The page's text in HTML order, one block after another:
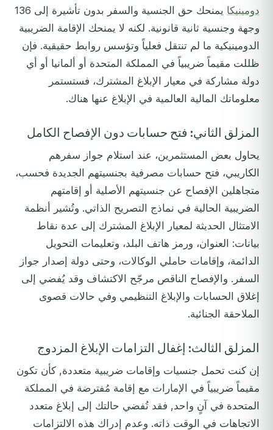
دومينيكا
يمنحك حق الجنسية والسفر بدون تأشيرة إلى 136
وجهة وجنسية ثانية قانونية. لكنه لا يمنحك الإقامة الضريبية
الدومينيكية ما لم تنتقل فعلياً وتؤسس روابط حقيقية. فإن
ظللت مقيماً ضريبياً في المملكة المتحدة أو ألمانيا أو أي
دولة مشاركة في معيار الإبلاغ المشترك، فستستمر
معلوماتك المالية العالمية في الإبلاغ عنها هناك.
المزلق الثاني: فتح حسابات دون الإفصاح الكامل
يحاول بعض المستثمرين، عند استلام جواز سفرهم
الكاريبي، فتح حسابات مصرفية بجنسيتهم الجديدة فحسب،
متجاهلين الإفصاح عن جنسيتهم الأصلية أو إقامتهم
الضريبية الحالية في نماذج التصريح الذاتي. وتُشير أنظمة
الامتثال الحديثة لمعيار الإبلاغ المشترك إلى عدة نقاط
بيانات: العنوان، ورمز هاتف البلد، وتعليمات التحويل
الدائمة، وإقامات حاملي الوكالات، وحتى دولة إصدار جواز
السفر. والإفصاح الناقص مرجّح الاكتشاف وقد يُفضي إلى
إغلاق الحسابات والإبلاغ التنظيمي وفي حالات قصوى
الملاحقة الجنائية.
المزلق الثالث: إغفال التزامات الإبلاغ المزدوج
إن كنت تحمل جنسيات وإقامات ضريبية متعددة, كأن تكون
مقيماً ضريبياً في الإمارات مع إقامة مُفترضة في المملكة
المتحدة في آنٍ واحد, فقد تُفضي حالتك إلى إبلاغ متعدد
الاتجاهات في الوقت ذاته. وعدم إدراك هذه الالتزامات